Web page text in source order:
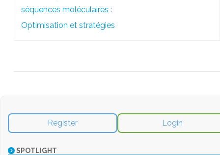
séquences moléculaires :
Optimisation et stratégies
Register Login
SPOTLIGHT